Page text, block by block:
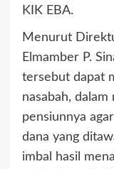
KIK EBA.
Menurut
Elmamber P.
tersebut dapat
nasabah,
pensiunnya
dana yang
imbal hasil